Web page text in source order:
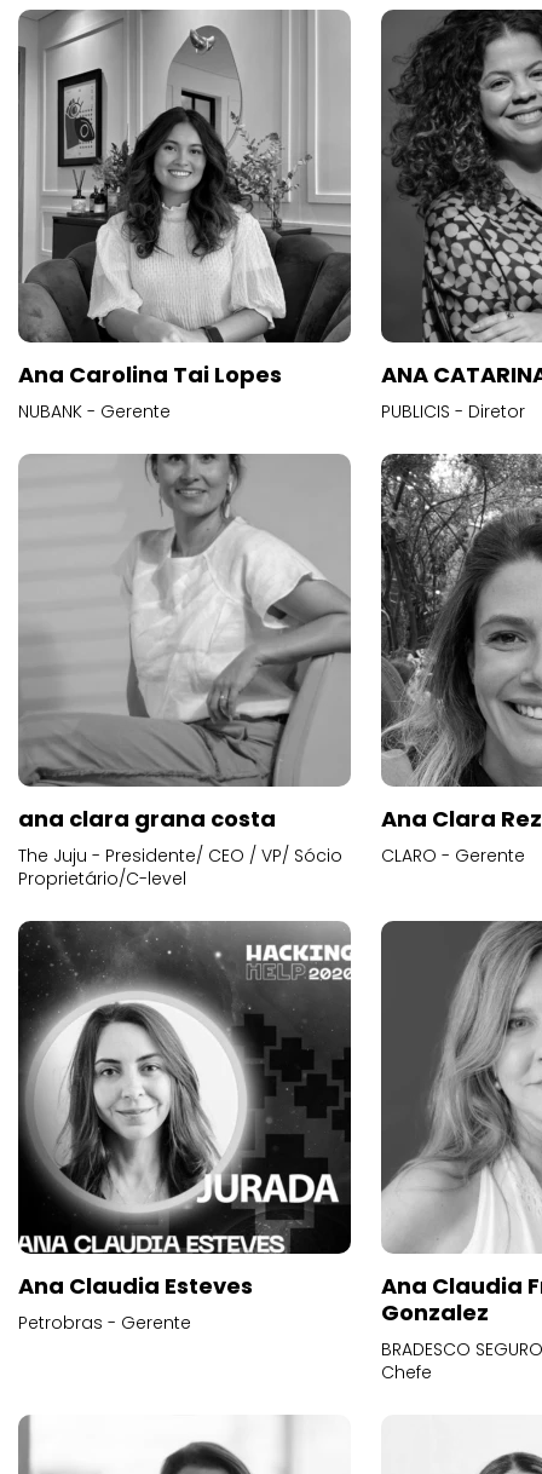
Ana Carolina Tai Lopes
NUBANK - Gerente
ANA
PUBLICIS - Diretor
ana clara grana costa
The Juju - Presidente/ CEO / VP/ Sócio
Proprietário/C-level
Ana Clara
CLARO - Gerente
Ana Claudia Esteves
Petrobras - Gerente
Ana Claudia
Gonzalez
BRADESCO
Chefe